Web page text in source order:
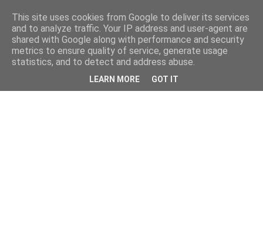
This site uses cookies from Google to deliver its services
and to analyze traffic. Your IP address and user-agent are
shared with Google along with performance and security
metrics to ensure quality of service, generate usage
statistics, and to detect and address abuse.
LEARN MORE GOT IT